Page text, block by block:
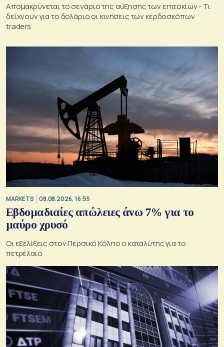
Απομακρύνεται το σενάριο της αύξησης των επιτοκίων - Τι
δείχνουν για το δολάριο οι κινήσεις των κερδοσκόπων
traders
MARKETS 08.08.2026, 16:55
Εβδομαδιαίες απώλειες άνω 7% για το
μαύρο χρυσό
Οι εξελίξεις στον Περσικό Κόλπο ο καταλύτης για το
πετρέλαιο